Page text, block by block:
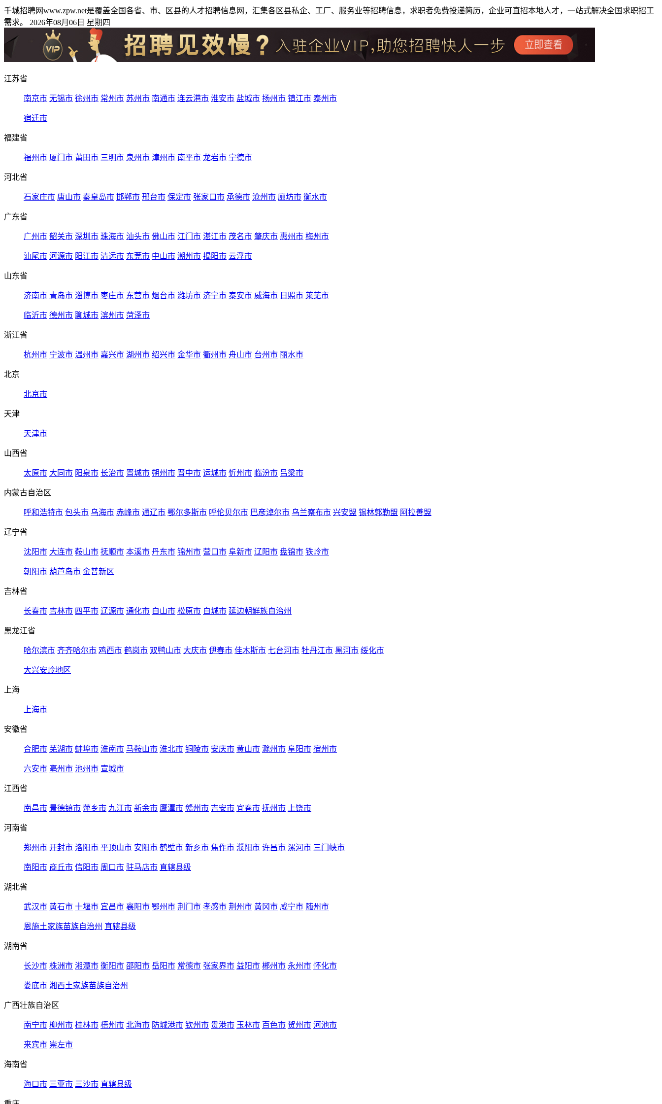
千城招聘网www.zpw.net是覆盖全国各省、市、区县的人才招聘信息网，汇集各区县私企、工厂、服务业等招聘信息，求职者免费投递简历，企业可直招本地人才，一站式解决全国求职招工
需求。 2026年08月06日 星期四
江苏省
南京市 无锡市 徐州市 常州市 苏州市 南通市 连云港市 淮安市 盐城市 扬州市 镇江市 泰州市
宿迁市
福建省
福州市 厦门市 莆田市 三明市 泉州市 漳州市 南平市 龙岩市 宁德市
河北省
石家庄市 唐山市 秦皇岛市 邯郸市 邢台市 保定市 张家口市 承德市 沧州市 廊坊市 衡水市
广东省
广州市 韶关市 深圳市 珠海市 汕头市 佛山市 江门市 湛江市 茂名市 肇庆市 惠州市 梅州市
汕尾市 河源市 阳江市 清远市 东莞市 中山市 潮州市 揭阳市 云浮市
山东省
济南市 青岛市 淄博市 枣庄市 东营市 烟台市 潍坊市 济宁市 泰安市 威海市 日照市 莱芜市
临沂市 德州市 聊城市 滨州市 菏泽市
浙江省
杭州市 宁波市 温州市 嘉兴市 湖州市 绍兴市 金华市 衢州市 舟山市 台州市 丽水市
北京
北京市
天津
天津市
山西省
太原市 大同市 阳泉市 长治市 晋城市 朔州市 晋中市 运城市 忻州市 临汾市 吕梁市
内蒙古自治区
呼和浩特市 包头市 乌海市 赤峰市 通辽市 鄂尔多斯市 呼伦贝尔市 巴彦淖尔市 乌兰察布市 兴安盟 锡林郭勒盟 阿拉善盟
辽宁省
沈阳市 大连市 鞍山市 抚顺市 本溪市 丹东市 锦州市 营口市 阜新市 辽阳市 盘锦市 铁岭市
朝阳市 葫芦岛市 金普新区
吉林省
长春市 吉林市 四平市 辽源市 通化市 白山市 松原市 白城市 延边朝鲜族自治州
黑龙江省
哈尔滨市 齐齐哈尔市 鸡西市 鹤岗市 双鸭山市 大庆市 伊春市 佳木斯市 七台河市 牡丹江市 黑河市 绥化市
大兴安岭地区
上海
上海市
安徽省
合肥市 芜湖市 蚌埠市 淮南市 马鞍山市 淮北市 铜陵市 安庆市 黄山市 滁州市 阜阳市 宿州市
六安市 亳州市 池州市 宣城市
江西省
南昌市 景德镇市 萍乡市 九江市 新余市 鹰潭市 赣州市 吉安市 宜春市 抚州市 上饶市
河南省
郑州市 开封市 洛阳市 平顶山市 安阳市 鹤壁市 新乡市 焦作市 濮阳市 许昌市 漯河市 三门峡市
南阳市 商丘市 信阳市 周口市 驻马店市 直辖县级
湖北省
武汉市 黄石市 十堰市 宜昌市 襄阳市 鄂州市 荆门市 孝感市 荆州市 黄冈市 咸宁市 随州市
恩施土家族苗族自治州 直辖县级
湖南省
长沙市 株洲市 湘潭市 衡阳市 邵阳市 岳阳市 常德市 张家界市 益阳市 郴州市 永州市 怀化市
娄底市 湘西土家族苗族自治州
广西壮族自治区
南宁市 柳州市 桂林市 梧州市 北海市 防城港市 钦州市 贵港市 玉林市 百色市 贺州市 河池市
来宾市 崇左市
海南省
海口市 三亚市 三沙市 直辖县级